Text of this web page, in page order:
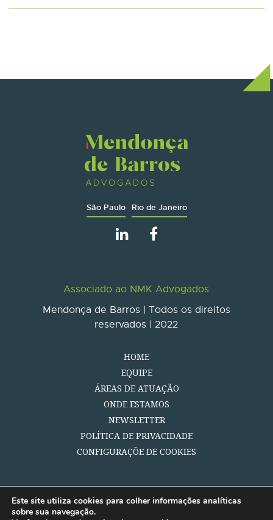
São Paulo Rio de Janeiro
Associado ao NMK Advogados
Mendonça de Barros | Todos os direitos
reservados | 2022
HOME
EQUIPE
ÁREAS DE ATUAÇÃO
ONDE ESTAMOS
NEWSLETTER
POLÍTICA DE PRIVACIDADE
CONFIGURAÇÕE DE COOKIES
Este site utiliza cookies para colher informações analíticas
sobre sua navegação.